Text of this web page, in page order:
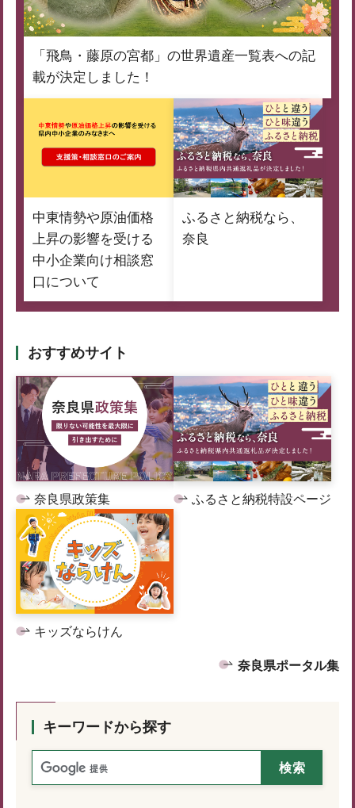
「飛鳥・藤原の宮都」の世界遺産一覧表への記
載が決定しました！
中東情勢や原油価格
上昇の影響を受ける
中小企業向け相談窓
口について
ふるさと納税なら、
奈良
おすすめサイト
奈良県政策集 ふるさと納税特設ページ
キッズならけん
奈良県ポータル集
キーワードから探す